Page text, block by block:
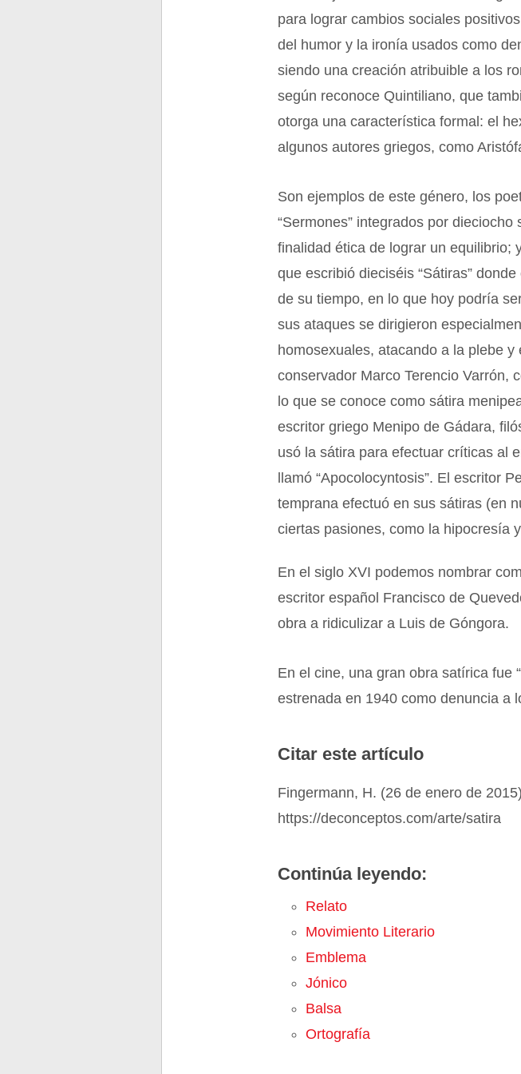
para lograr cambios sociales
del humor y la ironía usados como
siendo una creación atribuible a los
según reconoce Quintiliano, que
otorga una característica formal: el
algunos autores griegos, como
Son ejemplos de este género, los
“Sermones” integrados por
finalidad ética de lograr un equilibrio;
que escribió dieciséis “Sátiras”
de su tiempo, en lo que hoy podría
sus ataques se dirigieron
homosexuales, atacando a la plebe
conservador Marco Terencio Varrón,
lo que se conoce como sátira
escritor griego Menipo de Gádara,
usó la sátira para efectuar críticas al
llamó “Apocolocyntosis”. El escritor
temprana efectuó en sus sátiras (en
ciertas pasiones, como la hipocresía
En el siglo XVI podemos nombrar
escritor español Francisco de
obra a ridiculizar a Luis de Góngora.
En el cine, una gran obra satírica fue
estrenada en 1940 como denuncia a
Citar este artículo
Fingermann, H. (26 de enero de
https://deconceptos.com/arte/satira
Continúa leyendo:
Relato
Movimiento Literario
Emblema
Jónico
Balsa
Ortografía